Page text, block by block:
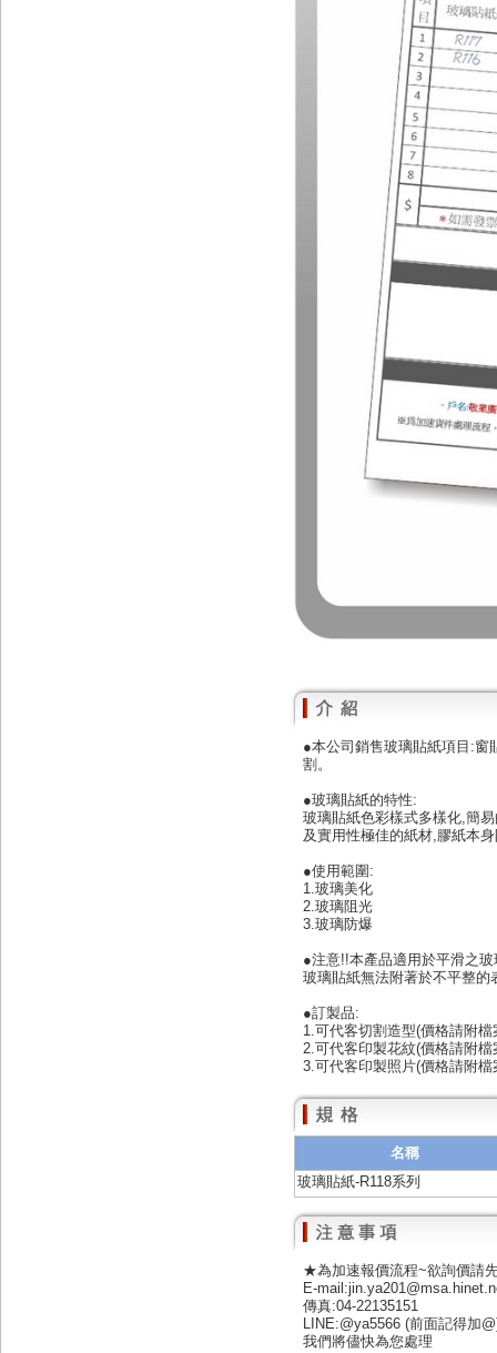
●本公司銷售玻璃貼紙項目:窗
割。
●玻璃貼紙的特性:
玻璃貼紙色彩樣式多樣化,簡
及實用性極佳的紙材,膠紙本
●使用範圍:
1.玻璃美化
2.玻璃阻光
3.玻璃防爆
●注意!!本產品適用於平滑之
玻璃貼紙無法附著於不平整的
●訂製品:
1.可代客切割造型(價格請附檔
2.可代客印製花紋(價格請附檔
3.可代客印製照片(價格請附檔
名稱
玻璃貼紙-R118系列
★為加速報價流程~欲詢價請
E-
傳真:04-22135151
LINE:@ya5566 (前面記得加
我們將儘快為您處理